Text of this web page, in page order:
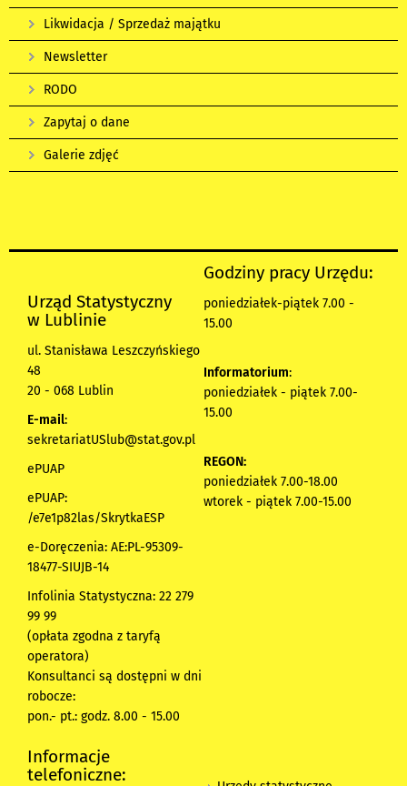
Likwidacja / Sprzedaż majątku
Newsletter
RODO
Zapytaj o dane
Galerie zdjęć
Urząd Statystyczny
w Lublinie
ul. Stanisława Leszczyńskiego
48
20 - 068 Lublin
E-mail:
sekretariatUSlub@stat.gov.pl
ePUAP
ePUAP:
/e7e1p82las/SkrytkaESP
e-Doręczenia: AE:PL-95309-
18477-SIUJB-14
Infolinia Statystyczna: 22 279
99 99
(opłata zgodna z taryfą
operatora)
Konsultanci są dostępni w dni
robocze:
pon.- pt.: godz. 8.00 - 15.00
Godziny pracy Urzędu:
poniedziałek-piątek 7.00 -
15.00
Informatorium:
poniedziałek - piątek 7.00-
15.00
REGON:
poniedziałek 7.00-18.00
wtorek - piątek 7.00-15.00
Informacje
telefoniczne: